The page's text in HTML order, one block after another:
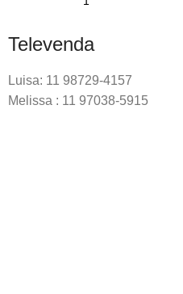
Televenda
Luisa: 11 98729-4157
Melissa : 11 97038-5915